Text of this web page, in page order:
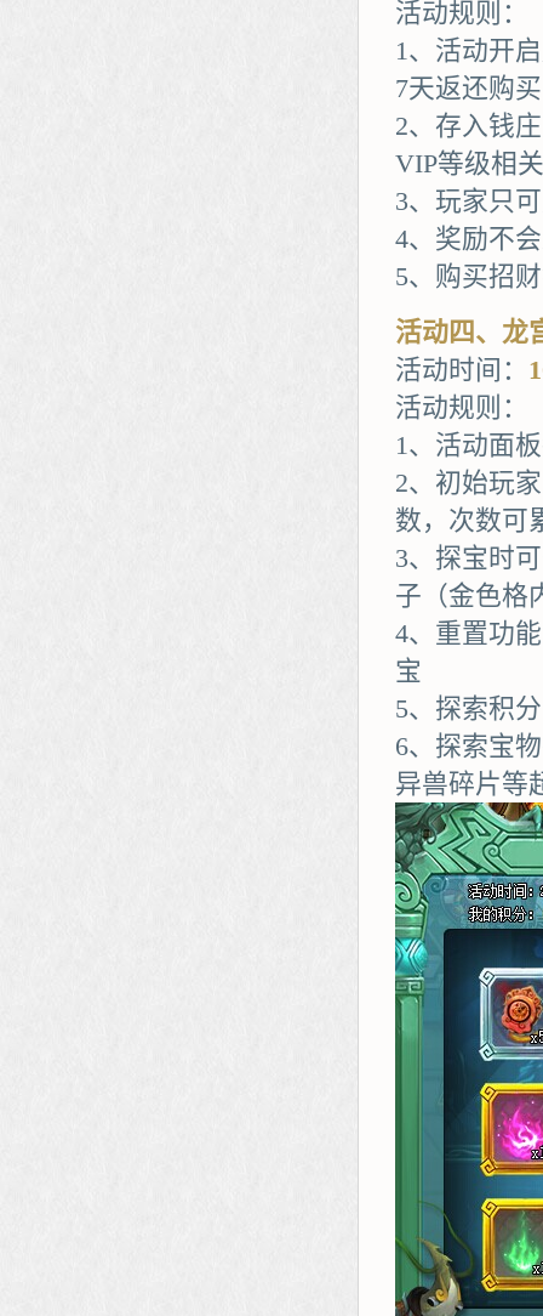
活动规则：
1、活动开
7天返还购
2、存入钱
VIP等级相关
3、玩家只
4、奖励不
5、购买招
活动四、龙
活动时间：
活动规则：
1、活动面
2、初始玩
数，次数可
3、探宝时
子（金色格
4、重置功
宝
5、探索积
6、探索宝
异兽碎片等